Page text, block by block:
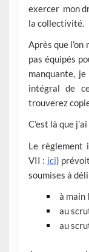
exercer mon
la collectivité.
Après que l’on
pas équipés
manquante,
intégral de
trouverez
C’est là que
Le règlement
VII : ici)
soumises à
à main
au
au